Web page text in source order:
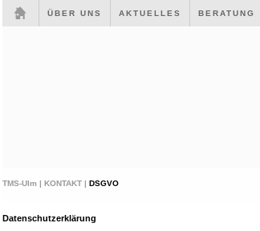
ÜBER UNS AKTUELLES BERATUNG
TMS-Ulm | KONTAKT | DSGVO
Datenschutzerklärung